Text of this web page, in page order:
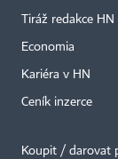
Tiráž redakce HN
Economia
Kariéra v HN
Ceník inzerce
Koupit / darovat